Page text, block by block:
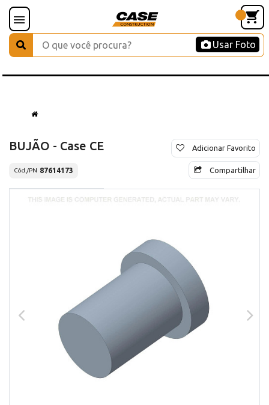
Usar Foto
BUJÃO - Case CE
Cód./PN 87614173
Adicionar Favorito
Compartilhar